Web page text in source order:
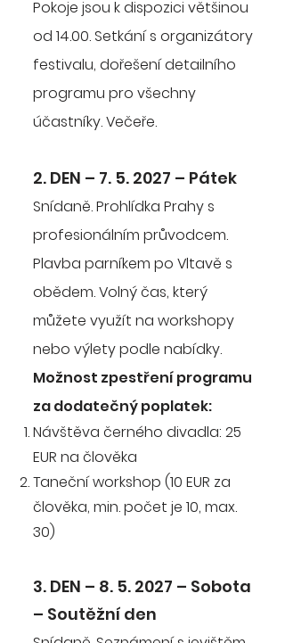
Pokoje jsou k dispozici většinou
od 14.00. Setkání s organizátory
festivalu, dořešení detailního
programu pro všechny
účastníky. Večeře.
2. DEN – 7. 5. 2027 – Pátek
Snídaně. Prohlídka Prahy s
profesionálním průvodcem.
Plavba parníkem po Vltavě s
obědem. Volný čas, který
můžete využít na workshopy
nebo výlety podle nabídky.
Možnost zpestření programu
za dodatečný poplatek:
Návštěva černého divadla: 25
EUR na člověka
Taneční workshop (10 EUR za
člověka, min. počet je 10, max.
30)
3. DEN – 8. 5. 2027 – Sobota
– Soutěžní den